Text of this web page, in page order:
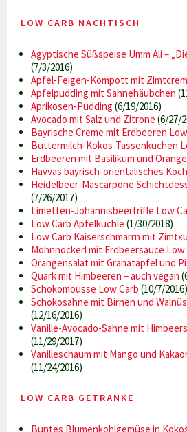
LOW CARB NACHTISCH
Ägyptische Süßspeise Umm Ali –
(7/3/2016)
Apfel-Feigen-Kompott mit
Apfelpudding mit Sahnehäubchen
Aprikosen-Pudding (6/19/2016)
Avocado mit Salz und Zitrone (6/27/
Bayrische Creme mit Erdbeeren
Buttermilch-Kokos-Tassenkuchen
Erdbeeren mit Basilikum und Orange
Havvas bayrisch-orientalisches
Heidelbeer-Mascarpone
(7/26/2017)
Limetten-Johannisbeertrifle Low
Low Carb Apfelküchle (1/30/2018)
Low Carb Kaiserschmarrn mit
Mohnnockerl mit Erdbeersauce Low
Orangensalat mit Granatapfel und
Quark mit Himbeeren – auch vegan
Schokomousse Low Carb (10/7/2016)
Schokosahne mit Birnen und
(12/16/2016)
Vanille-Avocado-Sahne mit
(11/29/2017)
Vanilleschaum mit Mango und
(11/24/2016)
LOW CARB GETRÄNKE
Buntes Blumenkohlgemüse in